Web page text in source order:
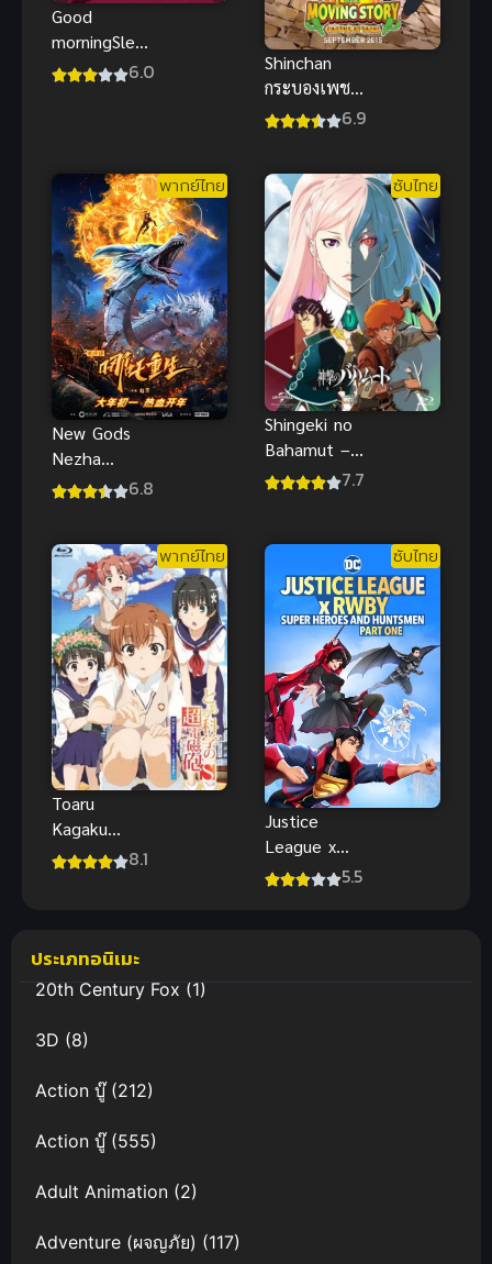
Good
morningSleep
ing Lion สิงห์
6.0
Shinchan
กระบองเพชร
ยักษ์ ชินจัง
ไทยสุดยอด
ความฮา
6.9
พากย์ไทย
New Gods
Nezha
Reborn นาจา
ไทย
6.8
ซับไทย
Shingeki no
Bahamut –
Genesis (ซับ
7.7
พากย์ไทย
Toaru
Kagaku
Railgun S เรล
8.1
ซับไทย
Justice
League x
RWBY 1 ซับ5.5
ประเภทอนิเมะ
20th Century Fox(1)
3D (8)
Action บู๊(212)
Action บู๊(555)
Adult Animation (2)
Adventure (ผจญภัย) (117)